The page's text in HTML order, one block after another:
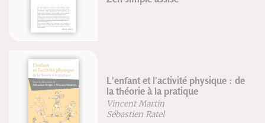
Blandine Calais-Germain
Le strapping de terrain
Stéphane Morin